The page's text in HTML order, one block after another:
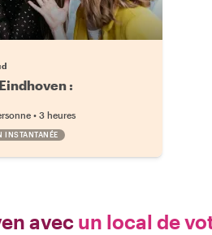
• 3 heures
INSTANTANÉE
avec un local de